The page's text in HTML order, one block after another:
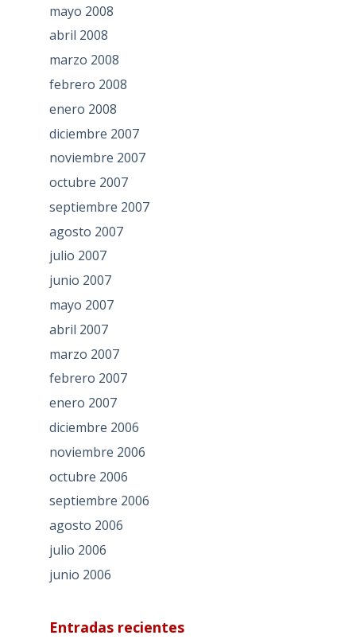
mayo 2008
abril 2008
marzo 2008
febrero 2008
enero 2008
diciembre 2007
noviembre 2007
octubre 2007
septiembre 2007
agosto 2007
julio 2007
junio 2007
mayo 2007
abril 2007
marzo 2007
febrero 2007
enero 2007
diciembre 2006
noviembre 2006
octubre 2006
septiembre 2006
agosto 2006
julio 2006
junio 2006
Entradas recientes